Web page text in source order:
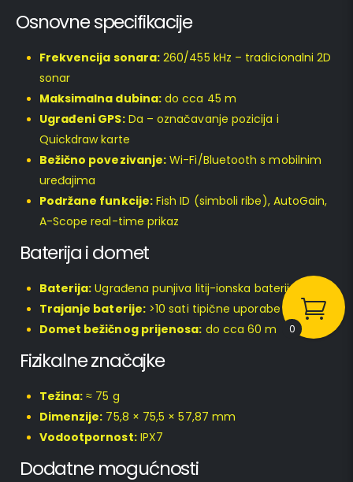
Osnovne specifikacije
Frekvencija sonara: 260/455 kHz – tradicionalni 2D
sonar
Maksimalna dubina:do cca 45 m
Ugrađeni GPS:Da – označavanje pozicija i
Quickdraw karte
Bežično povezivanje: Wi-Fi/Bluetooth s mobilnim
uređajima
Podržane funkcije:Fish ID (simboli ribe), AutoGain,
A-Scope real-time prikaz
Baterija i domet
Baterija: Ugrađena punjiva litij-ionska baterija
Trajanje baterije:>10 sati tipične uporabe
Domet bežičnog prijenosa: do cca 60 m
Fizikalne značajke
Težina: ≈ 75 g
Dimenzije: 75,8 × 75,5 × 57,87 mm
Vodootpornost:IPX7
Dodatne mogućnosti
0